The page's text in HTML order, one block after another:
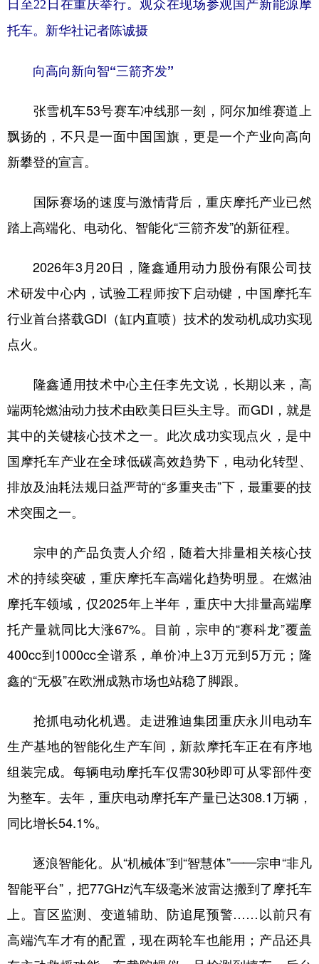
日至22日在重庆举行。观众在现场参观国产新能源摩
托车。新华社记者陈诚摄
向高向新向智“三箭齐发”
张雪机车53号赛车冲线那一刻，阿尔加维赛道上
飘扬的，不只是一面中国国旗，更是一个产业向高向
新攀登的宣言。
国际赛场的速度与激情背后，重庆摩托产业已然
踏上高端化、电动化、智能化“三箭齐发”的新征程。
2026年3月20日，隆鑫通用动力股份有限公司技
术研发中心内，试验工程师按下启动键，中国摩托车
行业首台搭载GDI（缸内直喷）技术的发动机成功实现
点火。
隆鑫通用技术中心主任李先文说，长期以来，高
端两轮燃油动力技术由欧美日巨头主导。而GDI，就是
其中的关键核心技术之一。此次成功实现点火，是中
国摩托车产业在全球低碳高效趋势下，电动化转型、
排放及油耗法规日益严苛的“多重夹击”下，最重要的技
术突围之一。
宗申的产品负责人介绍，随着大排量相关核心技
术的持续突破，重庆摩托车高端化趋势明显。在燃油
摩托车领域，仅2025年上半年，重庆中大排量高端摩
托产量就同比大涨67%。目前，宗申的“赛科龙”覆盖
400cc到1000cc全谱系，单价冲上3万元到5万元；隆
鑫的“无极”在欧洲成熟市场也站稳了脚跟。
抢抓电动化机遇。走进雅迪集团重庆永川电动车
生产基地的智能化生产车间，新款摩托车正在有序地
组装完成。每辆电动摩托车仅需30秒即可从零部件变
为整车。去年，重庆电动摩托车产量已达308.1万辆，
同比增长54.1%。
逐浪智能化。从“机械体”到“智慧体”——宗申“非凡
智能平台”，把77GHz汽车级毫米波雷达搬到了摩托车
上。盲区监测、变道辅助、防追尾预警……以前只有
高端汽车才有的配置，现在两轮车也能用；产品还具